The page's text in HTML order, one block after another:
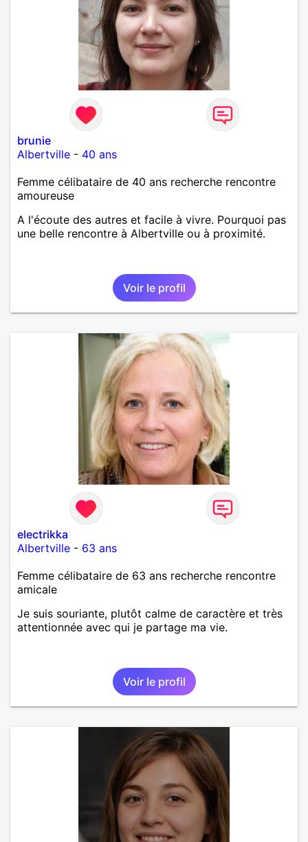
brunie
Albertville - 40 ans
Femme célibataire de 40 ans recherche rencontre
amoureuse
A l'écoute des autres et facile à vivre. Pourquoi pas
une belle rencontre à Albertville ou à proximité.
Voir le profil
electrikka
Albertville - 63 ans
Femme célibataire de 63 ans recherche rencontre
amicale
Je suis souriante, plutôt calme de caractère et très
attentionnée avec qui je partage ma vie.
Voir le profil